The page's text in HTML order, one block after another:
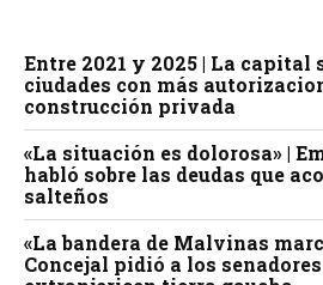
Entre 2021 y 2025 | La capital
ciudades con más
construcción privada
«La situación es dolorosa» |
habló sobre las deudas que
salteños
«La bandera de Malvinas
Concejal pidió a los